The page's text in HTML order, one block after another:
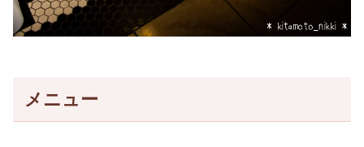
メニュー